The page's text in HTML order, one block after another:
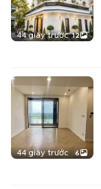
44 giây trước 12
44 giây trước 6